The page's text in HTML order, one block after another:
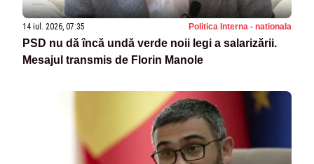
14 iul. 2026, 07:35 Politica Interna - nationala
PSD nu dă încă undă verde noii legi a salarizării.
Mesajul transmis de Florin Manole